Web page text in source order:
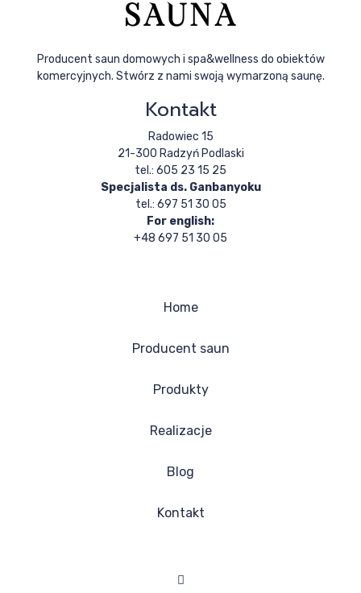
Producent saun domowych i spa&wellness do obiektów
komercyjnych. Stwórz z nami swoją wymarzoną saunę.
Kontakt
Radowiec 15
21-300 Radzyń Podlaski
tel.: 605 23 15 25
Specjalista ds. Ganbanyoku
tel.: 697 51 30 05
For english:
+48 697 51 30 05
Home
Producent saun
Produkty
Realizacje
Blog
Kontakt
Facebook